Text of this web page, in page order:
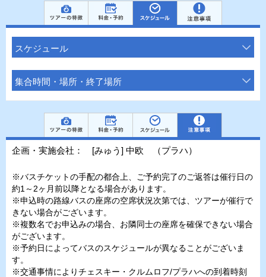
スケジュール
集合時間・場所・終了場所
企画・実施会社： [みゅう] 中欧 （プラハ）
※バスチケットの手配の都合上、ご予約完了のご返答は催行日の
約1～2ヶ月前以降となる場合があります。
※申込時の路線バスの座席の空席状況次第では、ツアーが催行で
きない場合がございます。
※複数名でお申込みの場合、お隣同士の座席を確保できない場合
がございます。
※予約日によってバスのスケジュールが異なることがございま
す。
※交通事情によりチェスキー・クルムロフ/プラハへの到着時刻